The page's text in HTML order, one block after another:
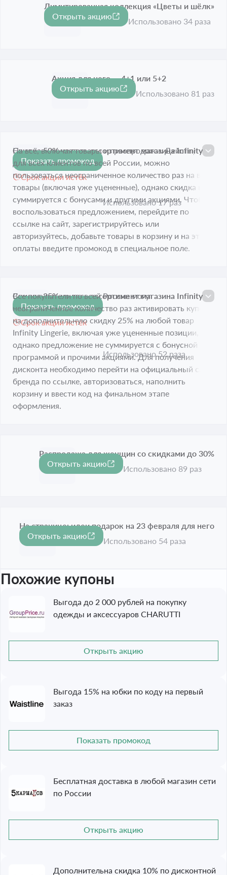
Лимитированная коллекция «Цветы и шёлк»
Срок акции истёк
Открыть акцию
Использовано 34 раза
Акция для него — 4+1 или 5+2
Срок акции истёк
Открыть акцию
Использовано 81 раз
-50%
Скидка 50% на весь ассортимент магазина Infinity
Lingerie
Срок акции истёк
На всё, включая товары из распродажи. Действует
для всех клиентов по всей России, можно
пользоваться неограниченное количество раз на все
товары (включая уже уцененные), однако скидка не
суммируется с бонусами и другими акциями. Чтобы
воспользоваться предложением, перейдите по
ссылке на сайт, зарегистрируйтесь или
авторизуйтесь, добавьте товары в корзину и на этапе
оплаты введите промокод в специальное поле.
Показать промокод
Использовано 17 раз
-25%
Скидка 25% на весь ассортимент магазина Infinity
Lingerie
Срок акции истёк
Все покупатели по всей России могут
неограниченное количество раз активировать купон
на дополнительную скидку 25% на любой товар
Infinity Lingerie, включая уже уцененные позиции,
однако предложение не суммируется с бонусной
программой и прочими акциями. Для получения
дисконта необходимо перейти на официальный сайт
бренда по ссылке, авторизоваться, наполнить
корзину и ввести код на финальном этапе
оформления.
Показать промокод
Использовано 52 раза
-30%
Распродажа для женщин со скидками до 30%
Срок акции истёк
Открыть акцию
Использовано 89 раз
На странице: идеи подарок на 23 февраля для него
Срок акции истёк
Открыть акцию
Использовано 54 раза
Похожие купоны
Выгода до 2 000 рублей на покупку
одежды и аксессуаров CHARUTTI
Открыть акцию
Выгода 15% на юбки по коду на первый
заказ
Показать промокод
Бесплатная доставка в любой магазин сети
по России
Открыть акцию
Дополнительна скидка 10% по дисконтной